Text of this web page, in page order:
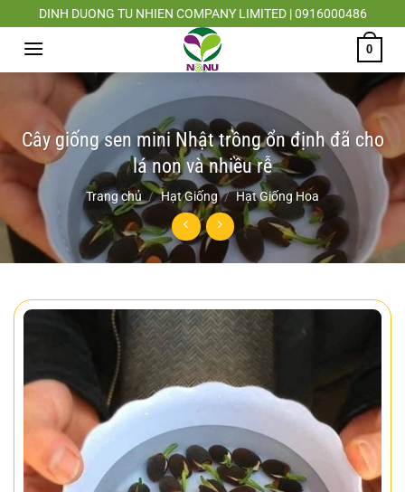
Chuyển
đến
dung
DINH DUONG TU NHIEN COMPANY LIMITED | 0916000486
0
Cây giống sen mini Nhật trồng ổn định đã cho
lá non và nhiều rễ
Trang chủ / Hạt Giống / Hạt Giống Hoa